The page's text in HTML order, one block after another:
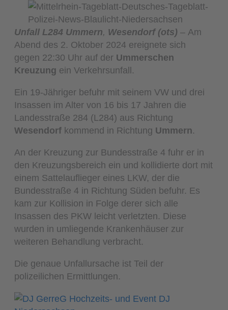
Unfall L284 Ummern, Wesendorf (ots) – Am
Abend des 2. Oktober 2024 ereignete sich
gegen 22:30 Uhr auf der Ummerschen
Kreuzung ein Verkehrsunfall.
Ein 19-Jähriger befuhr mit seinem VW und drei
Insassen im Alter von 16 bis 17 Jahren die
Landesstraße 284 (L284) aus Richtung
Wesendorf kommend in Richtung Ummern.
An der Kreuzung zur Bundesstraße 4 fuhr er in
den Kreuzungsbereich ein und kollidierte dort mit
einem Sattelauflieger eines LKW, der die
Bundesstraße 4 in Richtung Süden befuhr. Es
kam zur Kollision in Folge derer sich alle
Insassen des PKW leicht verletzten. Diese
wurden in umliegende Krankenhäuser zur
weiteren Behandlung verbracht.
Die genaue Unfallursache ist Teil der
polizeilichen Ermittlungen.